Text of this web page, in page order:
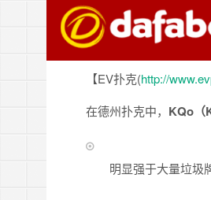
【EV扑克(http://
在德州扑克中， KQo（
明显强于大量垃圾